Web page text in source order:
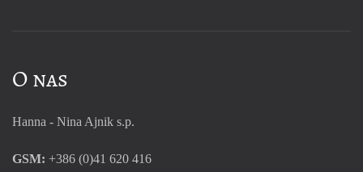
O nas
Hanna - Nina Ajnik s.p.
GSM: +386 (0)41 620 416